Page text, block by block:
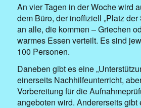
An vier Tagen in der Woche wird
dem Büro, der inoffiziell „Platz der
an alle, die kommen – Griechen
warmes Essen verteilt. Es sind
100 Personen.
Daneben gibt es eine
einerseits Nachhilfeunterricht,
Vorbereitung für die
angeboten wird. Andererseits gibt